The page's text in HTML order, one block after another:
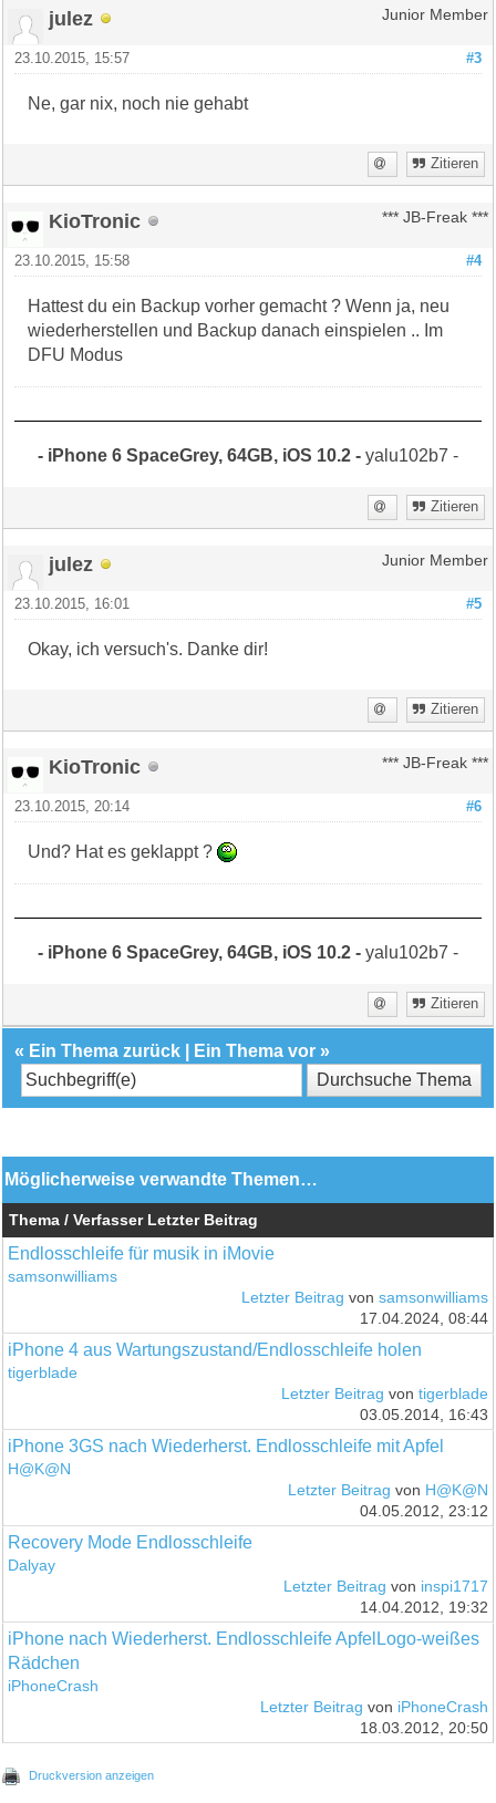
julez Junior Member
#3
23.10.2015, 15:57
Ne, gar nix, noch nie gehabt
Zitieren
KioTronic *** JB-Freak ***
#4
23.10.2015, 15:58
Hattest du ein Backup vorher gemacht ? Wenn ja, neu
wiederherstellen und Backup danach einspielen .. Im
DFU Modus
- iPhone 6 SpaceGrey, 64GB, iOS 10.2 -yalu102b7 -
Zitieren
julez Junior Member
#5
23.10.2015, 16:01
Okay, ich versuch's. Danke dir!
Zitieren
KioTronic *** JB-Freak ***
#6
23.10.2015, 20:14
Und? Hat es geklappt ?
- iPhone 6 SpaceGrey, 64GB, iOS 10.2 -yalu102b7 -
Zitieren
« Ein Thema zurück Ein Thema vor »
Möglicherweise verwandte Themen…
Thema / Verfasser Letzter Beitrag
Endlosschleife für musik in iMovie
samsonwilliams
Letzter Beitrag von samsonwilliams
17.04.2024, 08:44
iPhone 4 aus Wartungszustand/Endlosschleife holen
tigerblade
Letzter Beitrag von tigerblade
03.05.2014, 16:43
iPhone 3GS nach Wiederherst. Endlosschleife mit Apfel
H@K@N
Letzter Beitrag von H@K@N
04.05.2012, 23:12
Recovery Mode Endlosschleife
Dalyay
Letzter Beitrag von inspi1717
14.04.2012, 19:32
iPhone nach Wiederherst. Endlosschleife ApfelLogo-weißes
Rädchen
iPhoneCrash
Letzter Beitrag von iPhoneCrash
18.03.2012, 20:50
Druckversion anzeigen